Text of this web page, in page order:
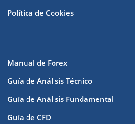
Política de Cookies
Manual de Forex
Guía de Análisis Técnico
Guía de Análisis Fundamental
Guía de CFD